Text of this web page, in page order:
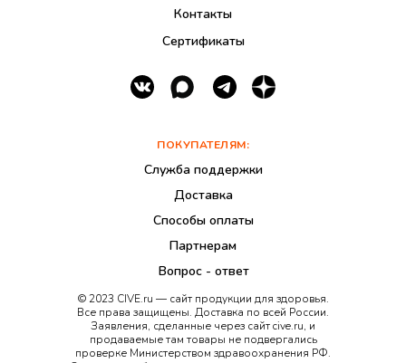
Контакты
© 2023 CIVE.ru — сайт продукции для здоровья.
Все права защищены. Доставка по всей России.
Заявления, сделанные через сайт cive.ru, и
продаваемые там товары не подвергались
проверке Министерством здравоохранения РФ.
ПОКУПАТЕЛЯМ:
Служба поддержки
Способы оплаты
Доставка
Партнерам
Сертификаты
Вопрос - ответ